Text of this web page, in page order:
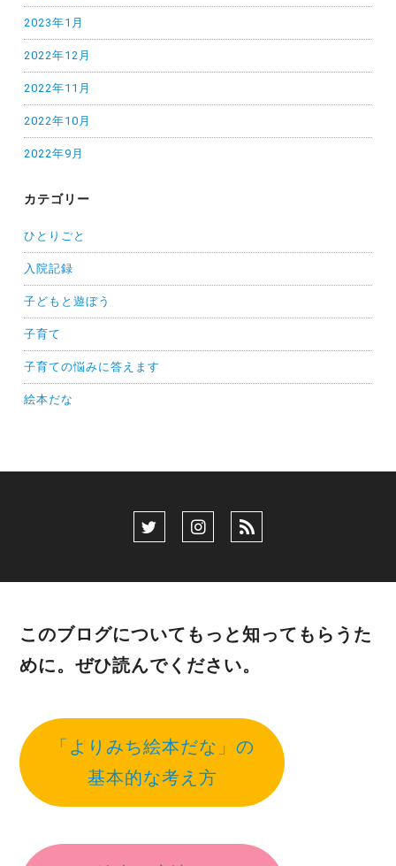
2023年1月
2022年12月
2022年11月
2022年10月
2022年9月
カテゴリー
ひとりごと
入院記録
子どもと遊ぼう
子育て
子育ての悩みに答えます
絵本だな
このブログについてもっと知ってもらうた
めに。ぜひ読んでください。
「よりみち絵本だな」の
基本的な考え方